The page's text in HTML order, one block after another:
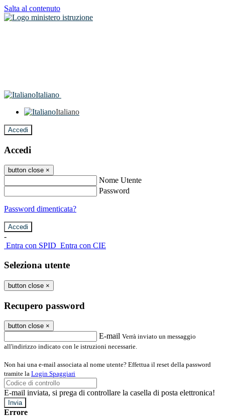
Salta al contenuto
Italiano
Italiano
Accedi
Accedi
button close ×
Nome Utente
Password
Password dimenticata?
-
Entra con SPID Entra con CIE
Seleziona utente
button close ×
Recupero password
button close ×
E-mail Verrà inviato un messaggio
all'indirizzo indicato con le istruzioni necessarie.
Non hai una e-mail associata al nome utente? Effettua il reset della password
tramite la Login Spaggiari
E-mail inviata, si prega di controllare la casella di posta elettronica!
Errore